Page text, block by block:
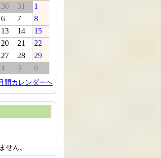
30 31
1
6 7
8
13 14
15
20 21
22
27 28
29
4 5 6
間カレンダーへ
せん。